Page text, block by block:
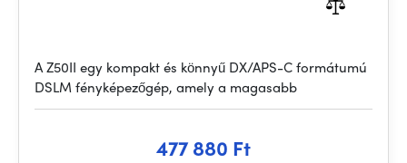
A Z50II egy kompakt és könnyű DX/APS-C formátumú
DSLM fényképezőgép, amely a magasabb
477 880 Ft